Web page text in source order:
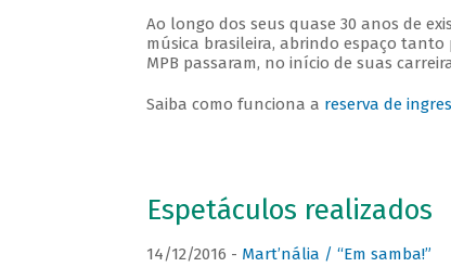
Ao longo dos seus quase 30 anos de
música brasileira, abrindo espaço
MPB passaram, no início de suas
Saiba como funciona a reserva de
Espetáculos realizados
14/12/2016 - Mart’nália / “Em samba!”